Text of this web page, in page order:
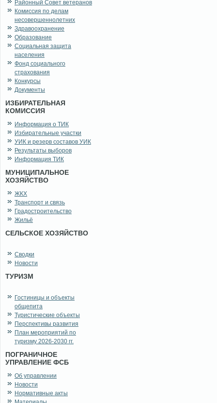
Районный Совет ветеранов
Комиссия по делам
несовершеннолетних
Здравоохранение
Образование
Социальная защита
населения
Фонд социального
страхования
Конкурсы
Документы
ИЗБИРАТЕЛЬНАЯ
КОМИССИЯ
Информация о ТИК
Избирательные участки
УИК и резерв составов УИК
Результаты выборов
Информация ТИК
МУНИЦИПАЛЬНОЕ
ХОЗЯЙСТВО
ЖКХ
Транспорт и связь
Градостроительство
Жильё
СЕЛЬСКОЕ ХОЗЯЙСТВО
Сводки
Новости
ТУРИЗМ
Гостиницы и объекты
общепита
Туристические объекты
Перспективы развития
План мероприятий по
туризму 2026-2030 гг.
ПОГРАНИЧНОЕ
УПРАВЛЕНИЕ ФСБ
Об управлении
Новости
Нормативные акты